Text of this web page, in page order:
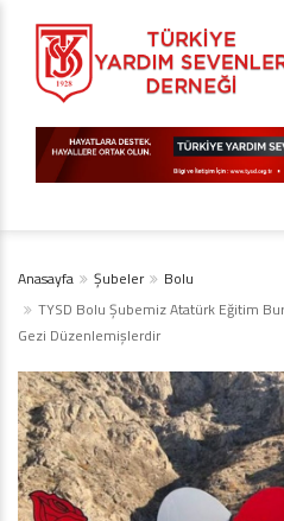
Anasayfa Şubeler
Bolu
TYSD Bolu Şubemiz Atatürk Eğitim
Gezi Düzenlemişlerdir